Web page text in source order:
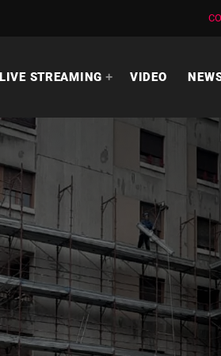
LIVE STREAMING VIDEO